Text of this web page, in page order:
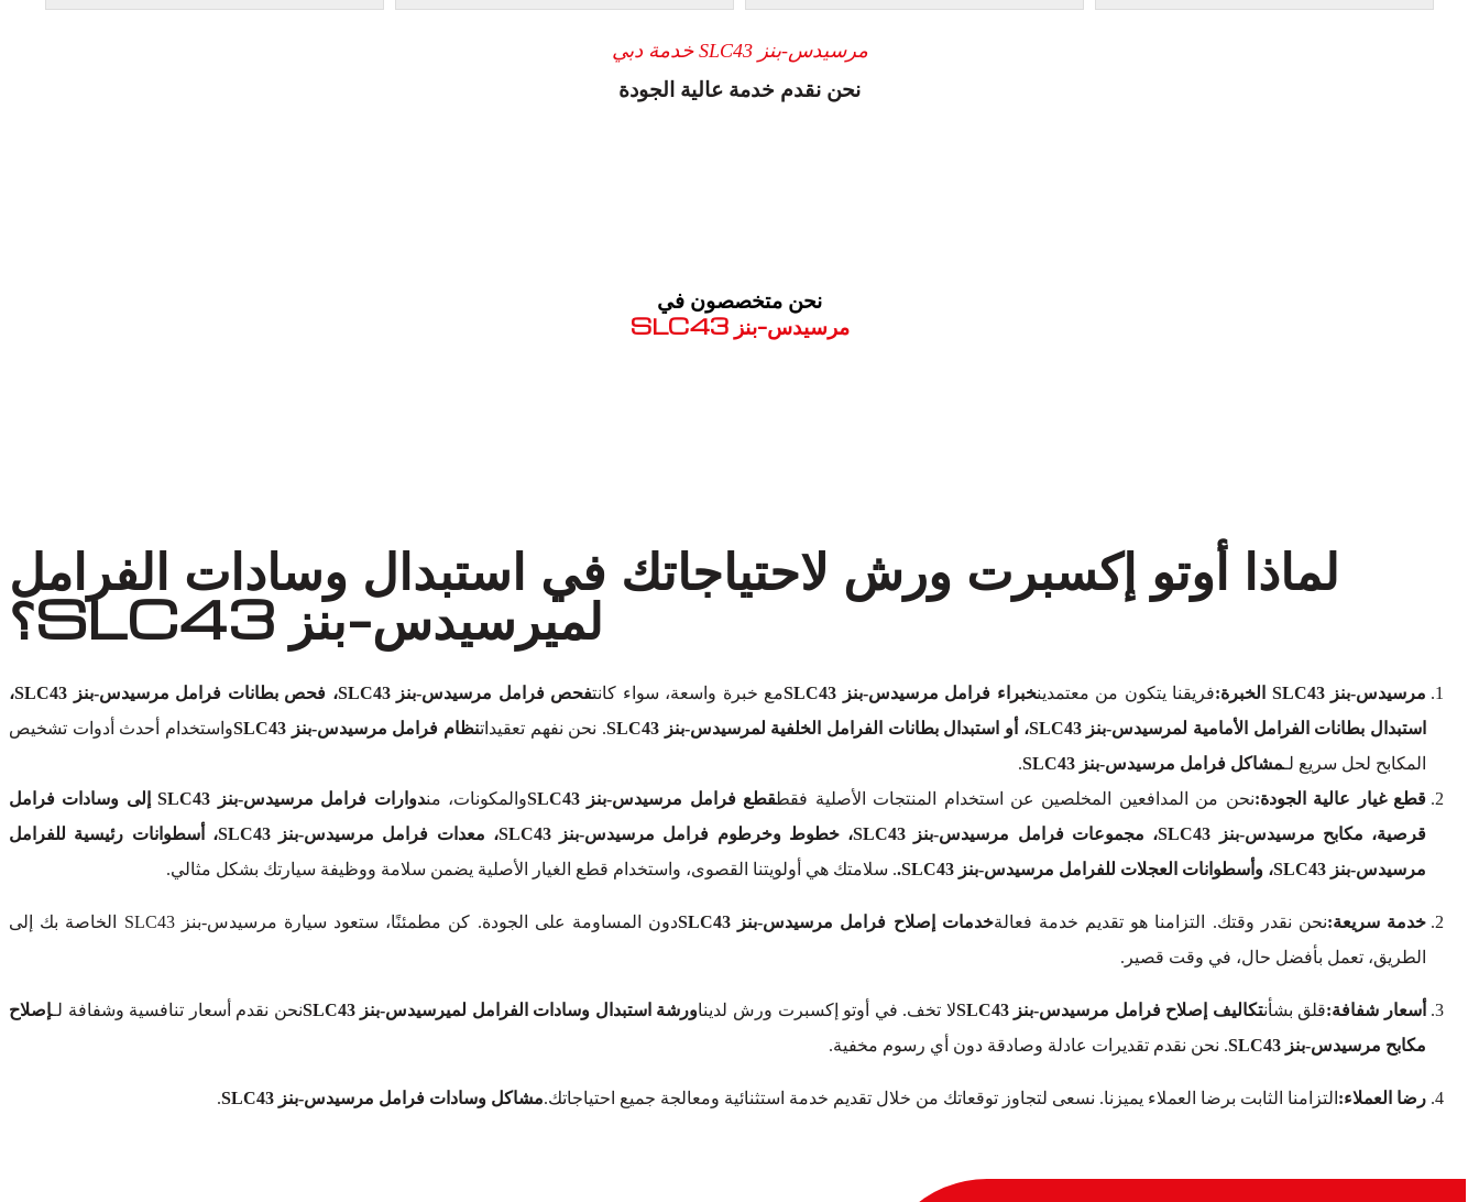
مرسيدس-بنز SLC43 خدمة دبي
نحن نقدم خدمة عالية الجودة
نحن متخصصون في
مرسيدس-بنز SLC43
لماذا أوتو إكسبرت ورش لاحتياجاتك في استبدال وسادات الفرامل
لميرسيدس-بنز SLC43؟
مرسيدس-بنز SLC43 الخبرة: فريقنا يتكون من معتمدينخبراء فرامل مرسيدس-بنز SLC43 مع خبرة واسعة، سواء كانت
فحص فرامل مرسيدس-بنز SLC43، فحص بطانات فرامل مرسيدس-بنز SLC43،
استبدال بطانات الفرامل الأمامية لمرسيدس-بنز SLC43، أو استبدال بطانات الفرامل الخلفية لمرسيدس-بنز SLC43
. نحن نفهم تعقيداتنظام فرامل مرسيدس-بنز SLC43
واستخدام أحدث أدوات تشخيص
المكابح لحل سريع لـمشاكل فرامل مرسيدس-بنز SLC43
.
قطع غيار عالية الجودة:نحن من المدافعين المخلصين عن استخدام المنتجات الأصلية فقطقطع فرامل مرسيدس-بنز SLC43 والمكونات، من
دوارات فرامل مرسيدس-بنز SLC43 إلى وسادات فرامل
قرصية، مكابح مرسيدس-بنز SLC43، مجموعات فرامل مرسيدس-بنز SLC43، خطوط وخرطوم فرامل مرسيدس-بنز SLC43، معدات فرامل مرسيدس-بنز SLC43، أسطوانات رئيسية للفرامل
مرسيدس-بنز SLC43، وأسطوانات العجلات للفرامل مرسيدس-بنز SLC43.
. سلامتك هي أولويتنا القصوى، واستخدام قطع الغيار الأصلية يضمن سلامة ووظيفة سيارتك بشكل مثالي.
خدمة سريعة:نحن نقدر وقتك. التزامنا هو تقديم خدمة فعالةخدمات إصلاح فرامل مرسيدس-بنز SLC43
دون المساومة على الجودة. كن مطمئنًا، ستعود سيارة مرسيدس-بنز SLC43 الخاصة بك إلى
الطريق، تعمل بأفضل حال، في وقت قصير.
أسعار شفافة:قلق بشأنتكاليف إصلاح فرامل مرسيدس-بنز SLC43 لا تخف. في أوتو إكسبرت ورش لديناورشة استبدال وسادات الفرامل لميرسيدس-بنز SLC43 نحن نقدم أسعار تنافسية وشفافة لـإصلاح
مكابح مرسيدس-بنز SLC43
. نحن نقدم تقديرات عادلة وصادقة دون أي رسوم مخفية.
رضا العملاء: التزامنا الثابت برضا العملاء يميزنا. نسعى لتجاوز توقعاتك من خلال تقديم خدمة استثنائية ومعالجة جميع احتياجاتك.مشاكل وسادات فرامل مرسيدس-بنز SLC43 .